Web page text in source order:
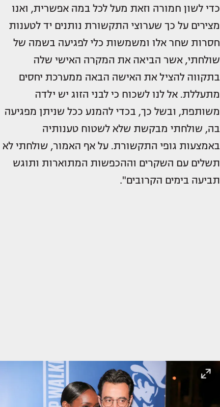
כדי לשון חמורה וזאת מעל לכל במה אפשרית, ואנו
מצירים על כך שערוצי התקשורת נותנים יד לטענות
חסרות שחר אלו ומשמשות כלי לפגיעה בשמה של
שולחתי, אשר הביאה את המקרה האישי שלה
בתקווה להציל את האישה הבאה ממערכת יחסים
מתעללת. אל לנו לשכוח כי לבני הזוג יש ילדה
משותפת, ובשל כך, בכדי להמנע ככל שניתן מפגיעה
בה, שולחתי מבקשת שלא לשטוח טענותיה
באמצעות גופי התקשורת. על אף האמור, שולחתי לא
תשלים עם השקרים וההכפשות המתוארות ותוגש
תביעה בימים הקרובים".